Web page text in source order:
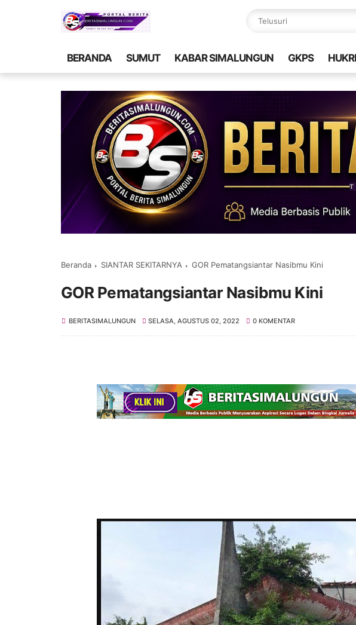
BERANDA SUMUT KABAR SIMALUNGUN GKPS
Beranda SIANTAR SEKITARNYA GOR Pematangsiantar Nasibmu Kini
GOR Pematangsiantar Nasibmu Kini
BERITASIMALUNGUN SELASA, AGUSTUS 02, 2022 0 KOMENTAR